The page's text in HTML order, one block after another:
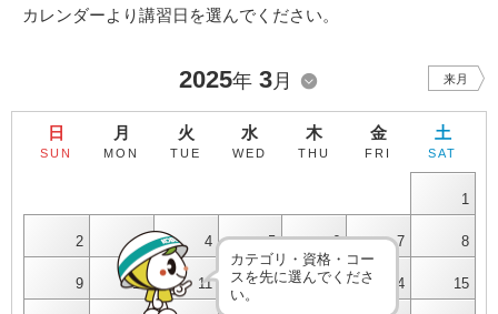
カレンダーより講習日を選んでください。
2025年 3月 来月
日
SUN
月
MON
火
TUE
水
WED
木
THU
金
FRI
土
SAT
1
2 3 4 5 6 7 8
9 10 11 12 13 14 15
カテゴリ・資格・コー
スを先に選んでくださ
い。